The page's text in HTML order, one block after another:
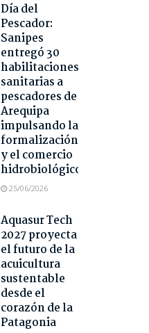
Día del
Pescador:
Sanipes
entregó 30
habilitaciones
sanitarias a
pescadores de
Arequipa
impulsando la
formalización
y el comercio
hidrobiológico
25/06/2026
Aquasur Tech
2027 proyecta
el futuro de la
acuicultura
sustentable
desde el
corazón de la
Patagonia